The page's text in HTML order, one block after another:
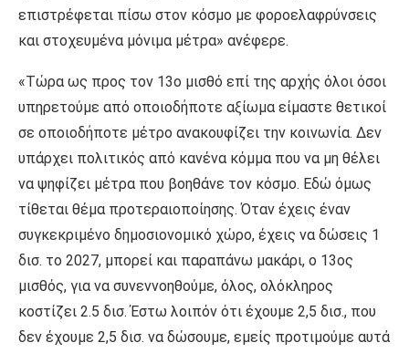
επιστρέφεται πίσω στον κόσμο με φοροελαφρύνσεις
και στοχευμένα μόνιμα μέτρα» ανέφερε.
«Τώρα ως προς τον 13ο μισθό επί της αρχής όλοι όσοι
υπηρετούμε από οποιοδήποτε αξίωμα είμαστε θετικοί
σε οποιοδήποτε μέτρο ανακουφίζει την κοινωνία. Δεν
υπάρχει πολιτικός από κανένα κόμμα που να μη θέλει
να ψηφίζει μέτρα που βοηθάνε τον κόσμο. Εδώ όμως
τίθεται θέμα προτεραιοποίησης. Όταν έχεις έναν
συγκεκριμένο δημοσιονομικό χώρο, έχεις να δώσεις 1
δισ. το 2027, μπορεί και παραπάνω μακάρι, ο 13ος
μισθός, για να συνεννοηθούμε, όλος, ολόκληρος
κοστίζει 2.5 δισ. Έστω λοιπόν ότι έχουμε 2,5 δισ., που
δεν έχουμε 2,5 δισ. να δώσουμε, εμείς προτιμούμε αυτά